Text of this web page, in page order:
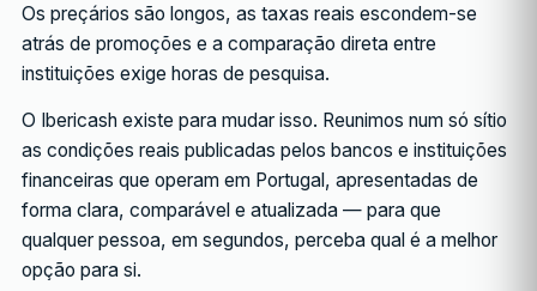
Os preçários são longos, as taxas reais escondem-se
atrás de promoções e a comparação direta entre
instituições exige horas de pesquisa.
O Ibericash existe para mudar isso. Reunimos num só sítio
as condições reais publicadas pelos bancos e instituições
financeiras que operam em Portugal, apresentadas de
forma clara, comparável e atualizada — para que
qualquer pessoa, em segundos, perceba qual é a melhor
opção para si.